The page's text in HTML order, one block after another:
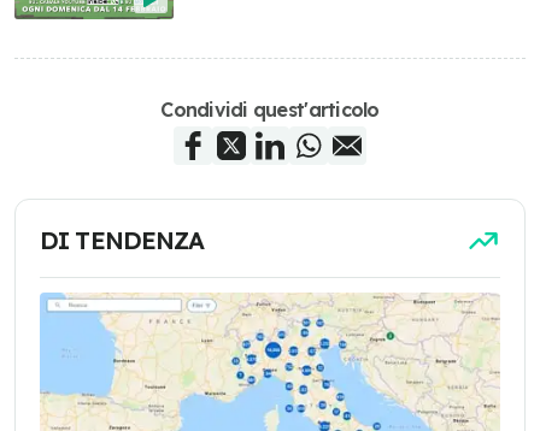
Condividi quest'articolo
DI TENDENZA